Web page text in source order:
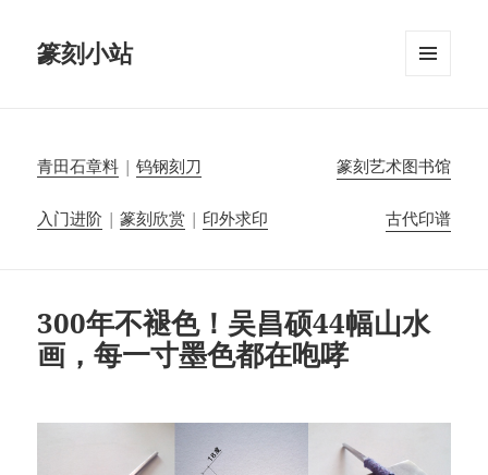
篆刻小站
青田石章料 |钨钢刻刀 篆刻艺术图书馆
入门进阶 |篆刻欣赏 | 印外求印 古代印谱
300年不褪色！吴昌硕44幅山水
画，每一寸墨色都在咆哮